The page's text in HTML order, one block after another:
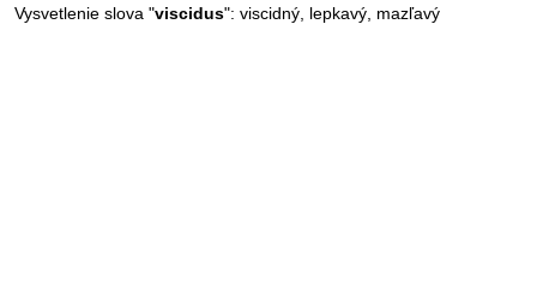
Vysvetlenie slova "viscidus": viscidný, lepkavý, mazľavý